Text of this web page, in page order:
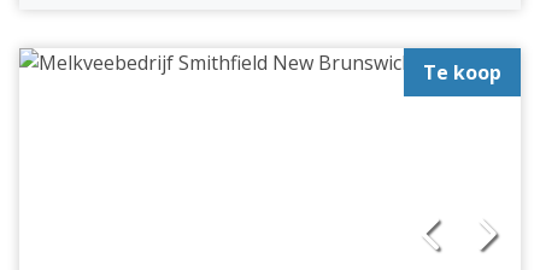
Te koop